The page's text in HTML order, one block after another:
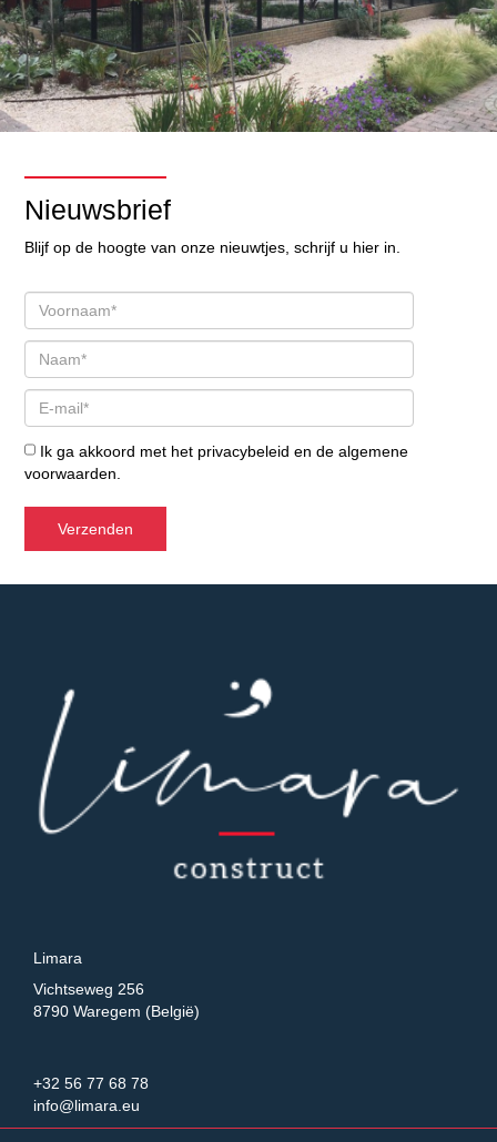
Nieuwsbrief
Blijf op de hoogte van onze nieuwtjes, schrijf u hier in.
Ik ga akkoord met het privacybeleid en dealgemene
voorwaarden
Verzenden
Limara
Vichtseweg 256
8790 Waregem (België)
+32 56 77 68 78
info@limara.eu